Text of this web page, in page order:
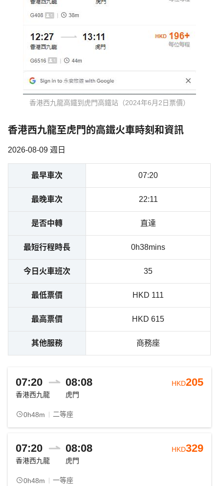
香港西九龍高鐵到虎門高鐵站（2024年6月2日票價）
香港西九龍至虎門的高鐵火車時刻和資訊
2026-08-09 週日
最早車次 07:20
最晚車次 22:11
是否中轉 直達
最短行程時長 0h38mins
今日火車班次 35
最低票價 HKD 111
最高票價 HKD 615
其他服務 商務座
07:20 08:08
香港西九龍 虎門
0h48m 二等座
HKD205
07:20 08:08
香港西九龍 虎門
0h48m 一等座
HKD329